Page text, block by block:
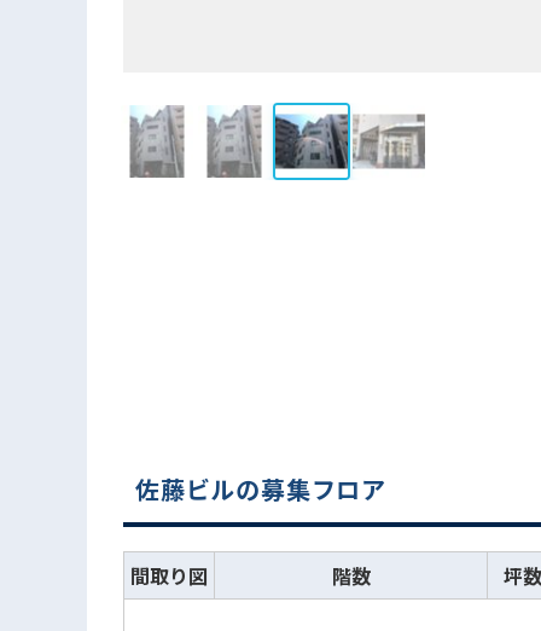
佐藤ビルの募集フロア
間取り図 階数 坪数